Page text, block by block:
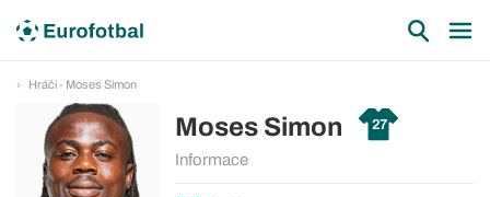
Hráči - Moses Simon
Moses Simon 27
Informace